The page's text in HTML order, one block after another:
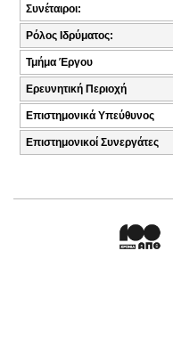
Συνέταιροι:
Ρόλος Ιδρύματος:
Τμήμα Έργου
Ερευνητική Περιοχή
Επιστημονικά Υπεύθυνος
Επιστημονικοί Συνεργάτες